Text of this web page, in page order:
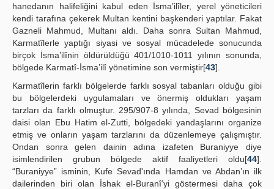
hanedanın halifeliğini kabul eden İsma’ilîler, yerel yöneticileri
kendi tarafına çekerek Multan kentini başkenderi yaptılar. Fakat
Gazneli Mahmud, Multanı aldı. Daha sonra Sultan Mahmud,
Karmatîlerle yaptığı siyasi ve sosyal mücadelede sonucunda
birçok İsma’ilînin öldürüldüğü 401/1010-1011 yılının sonunda,
bölgede Karmatî-İsma’ilî yönetimine son vermiştir[43].
Karmatîlerin farklı bölgelerde farklı sosyal tabanları olduğu gibi
bu bölgelerdeki uygulamaları ve önermiş oldukları yaşam
tarzları da farklı olmuştur. 295/907-8 yılında, Sevad bölgesinin
daisi olan Ebu Hatim el-Zutti, bölgedeki yandaşlarını organize
etmiş ve onların yaşam tarzlarını da düzenlemeye çalışmıştır.
Ondan sonra gelen dainin adına izafeten Buraniyye diye
isimlendirilen grubun bölgede aktif faaliyetleri oldu[44].
“Buraniyye” isminin, Kufe Sevad'ında Hamdan ve Abdan’ın ilk
dailerinden biri olan İshak el-Buranî’yi göstermesi daha çok